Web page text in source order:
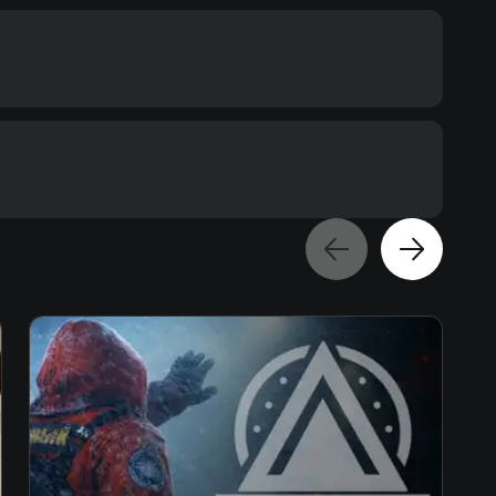
i5-13600K / AMD Ryzen 5 7600X
card
RTX 2060 / Radeon RX 5700
Voiceover